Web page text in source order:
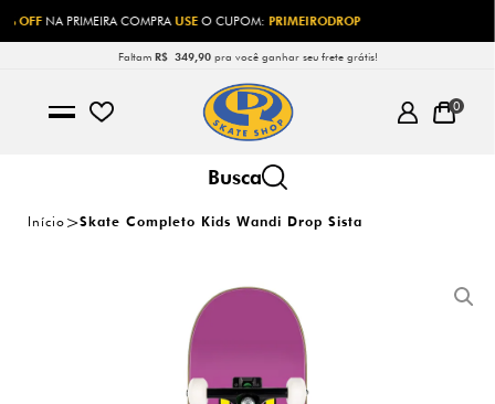
10% OFFNA PRIMEIRA COMPRAUSEO CUPOM:PRIMEIRODROP
Faltam R$ 349,90pra você ganhar seu frete grátis!
0
Início Skate Completo Kids Wandi Drop Sista